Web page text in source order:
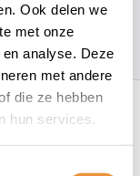
Ook delen we
met onze
analyse. Deze
met andere
die ze hebben
hun services.